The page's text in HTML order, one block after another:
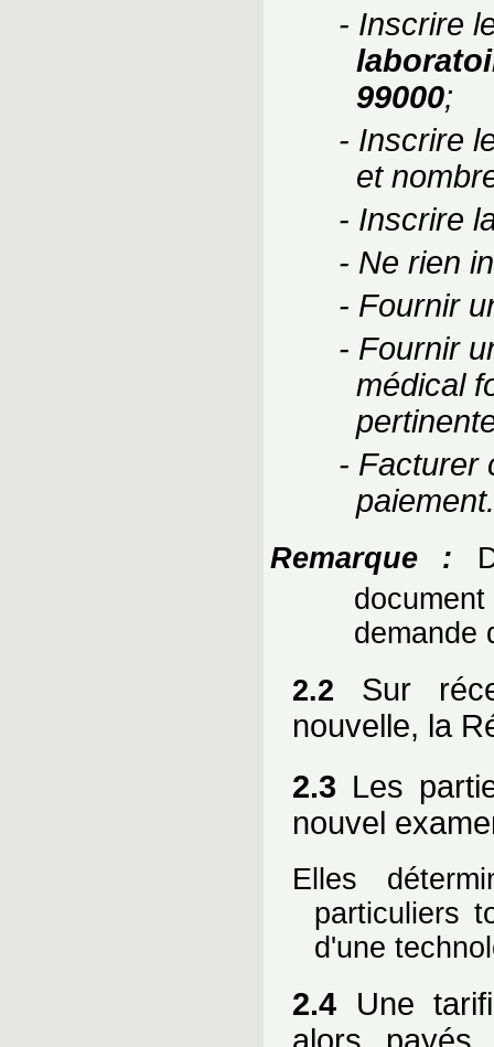
- Inscrire
99000;
- Inscrire
et
- Inscrire
- Ne rien
- Fournir
- Fournir
médical
- Facturer
Remarque :
demande
2.2 Sur
nouvelle, la
2.3 Les
nouvel
Elles
particuliers
d'une
2.4 Une